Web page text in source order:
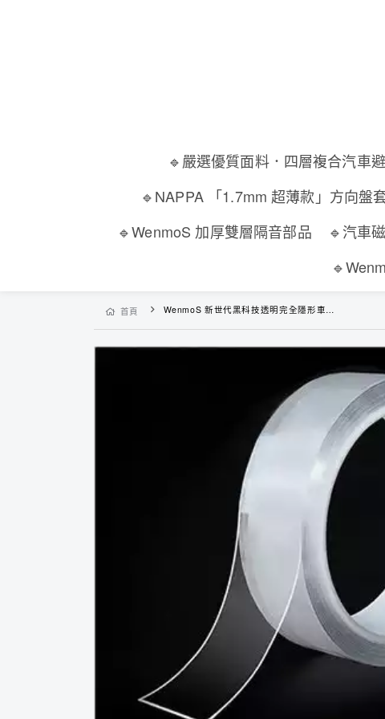
🔹嚴選優質面料．四層複合汽車
🔹NAPPA 「1.7mm 超薄款」方向盤
🔹WenmoS 加厚雙層隔音部品
🔹汽車
首頁 WenmoS 新世代黑科技透明完全隱形車門防護條